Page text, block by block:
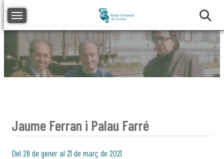
Toggle navigation
Jaume Ferran i Palau Farré
Del 28 de gener al 21 de març de 2021